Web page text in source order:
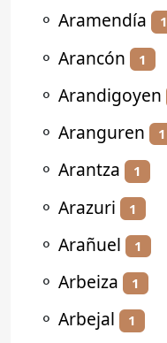
⚬ Aramendía 1
⚬ Arancón 1
⚬ Arandigoyen
⚬ Aranguren 1
⚬ Arantza 1
⚬ Arazuri 1
⚬ Arañuel 1
⚬ Arbeiza 1
⚬ Arbejal 1